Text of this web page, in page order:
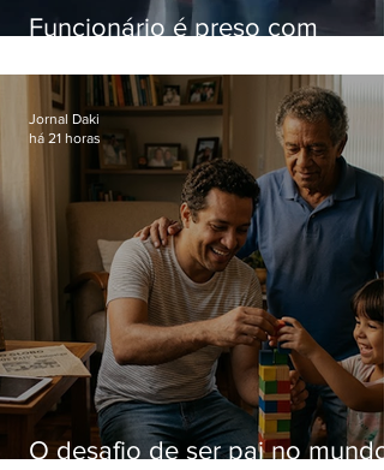
Funcionário é preso com
Hospital do Andaraí
O desafio de ser pai no mundo
Jornal Daki
há 21 horas